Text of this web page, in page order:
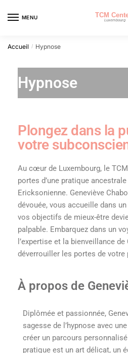
MENU
Accueil / Hypnose
Hypnose
Plongez dans la
votre
Au cœur de Luxembourg, le
portes d’une pratique
Ericksonienne. Geneviève
dévouée, vous accueille dans
vos objectifs de mieux-être
palpable. Embarquez dans un
l’expertise et la bienveillance de
déverrouiller les portes de votre
À propos de
Diplômée et passionnée,
sagesse de l’hypnose avec
créer un parcours
pratique est un art délicat, un